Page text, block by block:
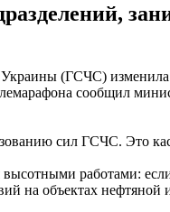
(ГСЧС)
сообщил
сил ГСЧС. Это
работами:
на объектах нефтяной